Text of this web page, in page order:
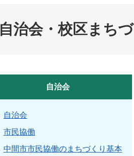
自治会・校区まち
自治会
自治会
市民協働
中間市市民協働のまちづくり基本